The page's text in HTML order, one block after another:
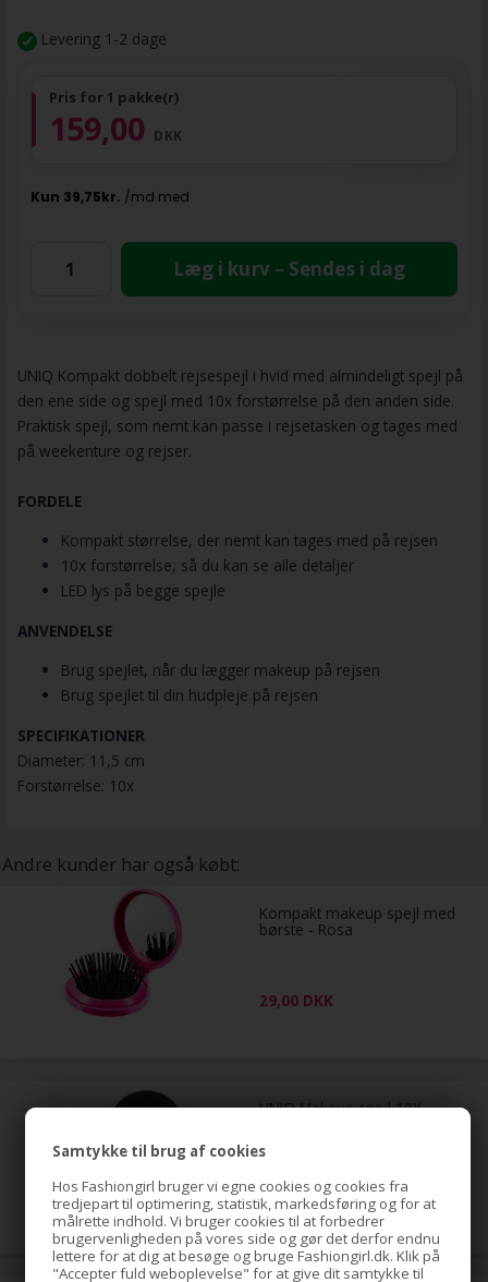
Samtykke til brug af cookies
Hos Fashiongirl bruger vi egne cookies og cookies fra
tredjepart til optimering, statistik, markedsføring og for at
målrette indhold. Vi bruger cookies til at forbedrer
brugervenligheden på vores side og gør det derfor endnu
lettere for at dig at besøge og bruge Fashiongirl.dk. Klik på
"Accepter fuld weboplevelse" for at give dit samtykke til
Levering 1-2 dage
Pris for 1 pakke(r)
159,00 DKK
Læg i kurv – Sendes i dag
UNIQ Kompakt dobbelt rejsespejl i hvid med almindeligt spejl på
den ene side og spejl med 10x forstørrelse på den anden side.
Praktisk spejl, som nemt kan passe i rejsetasken og tages med
på weekenture og rejser.
FORDELE
Kompakt størrelse, der nemt kan tages med på rejsen
10x forstørrelse, så du kan se alle detaljer
LED lys på begge spejle
ANVENDELSE
Brug spejlet, når du lægger makeup på rejsen
Brug spejlet til din hudpleje på rejsen
SPECIFIKATIONER
Diameter: 11,5 cm
Forstørrelse: 10x
Andre kunder har også købt:
Kompakt makeup spejl med
børste - Rosa
29,00 DKK
UNIQ Makeup spejl 10X
39,00 DKK